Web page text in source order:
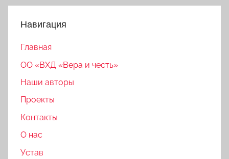
Навигация
Главная
ОО «ВХД «Вера и честь»
Наши авторы
Проекты
Контакты
О нас
Устав